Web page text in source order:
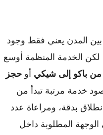
بين المدن يعني فقط وجود
الخدمة المنظمة أوسع
من باكو إلى شيكي أو حجز
خدمة مرتبة تبدأ من
بدقة، ومراعاة عدد
المطلوبة داخل